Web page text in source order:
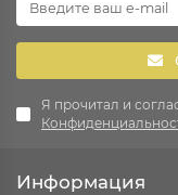
Я прочитал и
Информация